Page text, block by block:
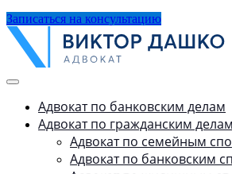
Записаться на консультацию
Адвокат по банковским делам
Адвокат по гражданским делам
Адвокат по семейным
Адвокат по банковским